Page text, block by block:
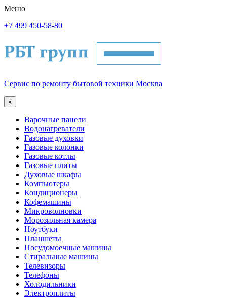
Меню
+7 499 450-58-80
Сервис по ремонту бытовой техники Москва
×
Варочные панели
Водонагреватели
Газовые духовки
Газовые колонки
Газовые котлы
Газовые плиты
Духовые шкафы
Компьютеры
Кондиционеры
Кофемашины
Микроволновки
Морозильная камера
Ноутбуки
Планшеты
Посудомоечные машины
Стиральные машины
Телевизоры
Телефоны
Холодильники
Электроплиты